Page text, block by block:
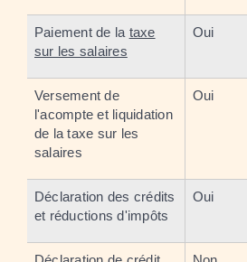
Paiement de la taxe
sur les salaires
Oui
Versement de
l'acompte et liquidation
de la taxe sur les
salaires
Oui
Déclaration des crédits
et réductions d'impôts
Oui